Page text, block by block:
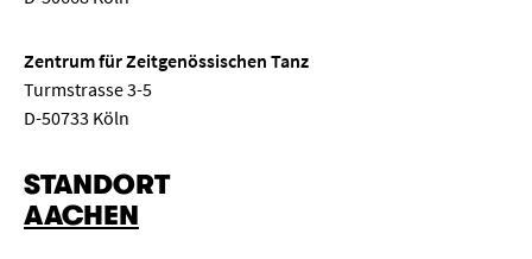
Zentrum für Zeitgenössischen Tanz
Turmstrasse 3-5
D-50733 Köln
STANDORT
AACHEN